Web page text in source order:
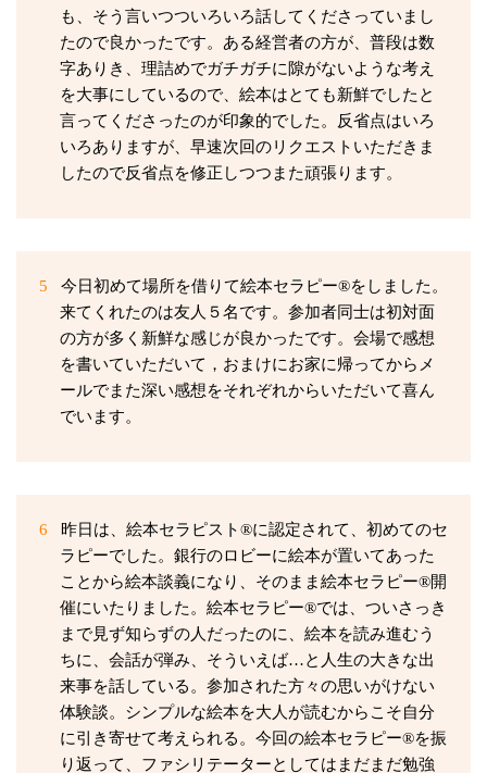
も、そう言いつついろいろ話してくださっていまし
たので良かったです。ある経営者の方が、普段は数
字ありき、理詰めでガチガチに隙がないような考え
を大事にしているので、絵本はとても新鮮でしたと
言ってくださったのが印象的でした。反省点はいろ
いろありますが、早速次回のリクエストいただきま
したので反省点を修正しつつまた頑張ります。
5
今日初めて場所を借りて絵本セラピー®をしました。
来てくれたのは友人５名です。参加者同士は初対面
の方が多く新鮮な感じが良かったです。会場で感想
を書いていただいて，おまけにお家に帰ってからメ
ールでまた深い感想をそれぞれからいただいて喜ん
でいます。
6
昨日は、絵本セラピスト®️に認定されて、初めてのセ
ラピーでした。銀行のロビーに絵本が置いてあった
ことから絵本談義になり、そのまま絵本セラピー®開
催にいたりました。絵本セラピー®では、ついさっき
まで見ず知らずの人だったのに、絵本を読み進むう
ちに、会話が弾み、そういえば…と人生の大きな出
来事を話している。参加された方々の思いがけない
体験談。シンプルな絵本を大人が読むからこそ自分
に引き寄せて考えられる。今回の絵本セラピー®を振
り返って、ファシリテーターとしてはまだまだ勉強